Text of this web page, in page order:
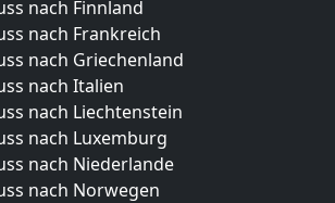
nach Finnland
nach Frankreich
nach Griechenland
nach Italien
nach Liechtenstein
nach Luxemburg
nach Niederlande
nach Norwegen